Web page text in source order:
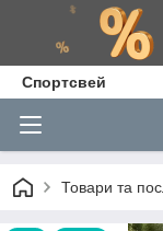
Спортсвей
Товари та